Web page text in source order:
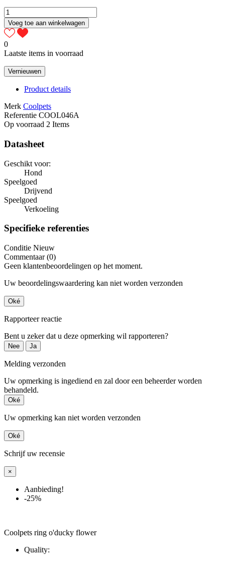
Voeg toe aan winkelwagen
0
Laatste items in voorraad
Product details
Merk Coolpets
Referentie COOL046A
Op voorraad 2 Items
Datasheet
Geschikt voor:
Hond
Speelgoed
Drijvend
Speelgoed
Verkoeling
Specifieke referenties
Conditie Nieuw
Commentaar (0)
Geen klantenbeoordelingen op het moment.
Uw beoordelingswaardering kan niet worden verzonden
Oké
Rapporteer reactie
Bent u zeker dat u deze opmerking wil rapporteren?
Nee Ja
Melding verzonden
Uw opmerking is ingediend en zal door een beheerder worden
behandeld.
Oké
Uw opmerking kan niet worden verzonden
Oké
Schrijf uw recensie
×
Aanbieding!
-25%
Coolpets ring o'ducky flower
Quality: